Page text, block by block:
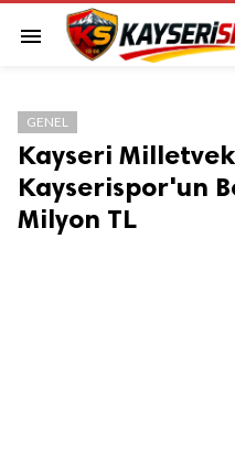
menu
GENEL
Kayseri
Kayserispor'un
Milyon TL